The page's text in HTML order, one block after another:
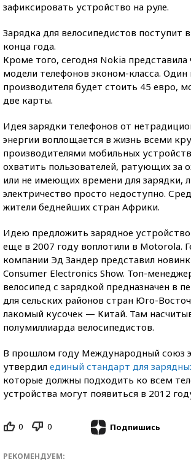
зафиксировать устройство на руле.
Зарядка для велосипедистов поступит
конца года.
Кроме того, сегодня Nokia
модели телефонов эконом-класса. Один
производителя будет стоить 45 евро,
две карты.
Идея зарядки телефонов от
энергии воплощается в жизнь всеми
производителями мобильных
охватить пользователей, ратующих за
или не имеющих времени для зарядки,
электричество просто недоступно.
жители беднейших стран Африки.
Идею предложить зарядное
еще в 2007 году воплотили в Motorola.
компании Эд Зандер представил
Consumer Electronics Show. Топ-
велосипед с зарядкой предназначен в
для сельских районов стран Юго-
лакомый кусочек — Китай. Там
полумиллиарда велосипедистов.
В прошлом году Международный союз
утвердил единый стандарт для
которые должны подходить ко всем
устройства могут появиться в 2012
0 0 Подпишись
РЕКОМЕНДУЕМ: